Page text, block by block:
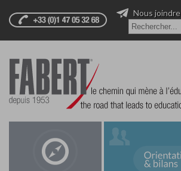
Nous joindre